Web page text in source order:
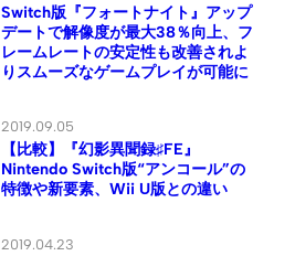
Switch版『フォートナイト』アップ
デートで解像度が最大38％向上、フ
レームレートの安定性も改善されよ
りスムーズなゲームプレイが可能に
2019.09.05
【比較】『幻影異聞録♯FE』
Nintendo Switch版“アンコール”の
特徴や新要素、Wii U版との違い
2019.04.23